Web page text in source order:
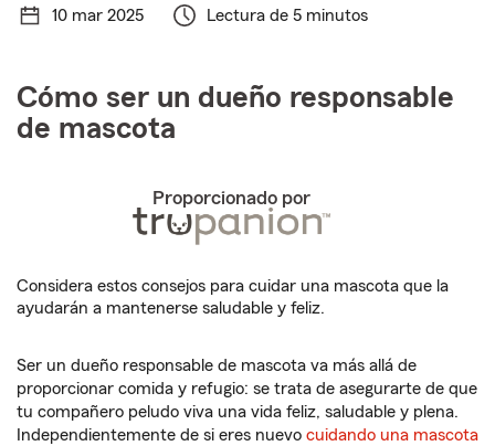
10 mar 2025 Lectura de 5 minutos
Cómo ser un dueño responsable
de mascota
Proporcionado por
Considera estos consejos para cuidar una mascota que la
ayudarán a mantenerse saludable y feliz.
Ser un dueño responsable de mascota va más allá de
proporcionar comida y refugio: se trata de asegurarte de que
tu compañero peludo viva una vida feliz, saludable y plena.
Independientemente de si eres nuevo cuidando una mascota